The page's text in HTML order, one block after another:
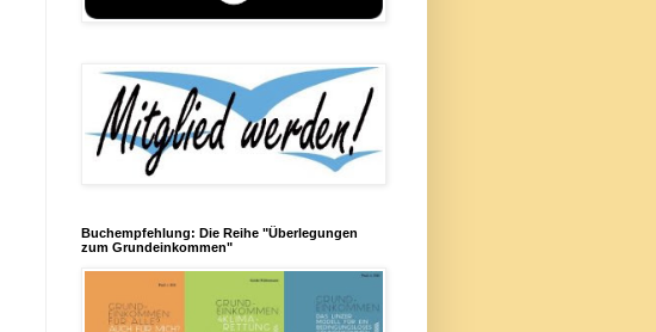
Buchempfehlung: Die Reihe "Überlegungen
zum Grundeinkommen"